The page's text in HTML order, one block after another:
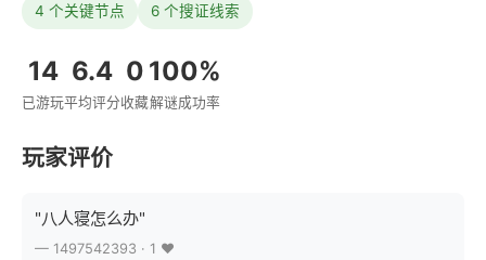
4 个关键节点 6 个搜证线索
14
已游玩
6.4
平均评分
0
收藏
100%
解谜成功率
玩家评价
"八人寝怎么办"
— 1497542393 · 1 ❤️